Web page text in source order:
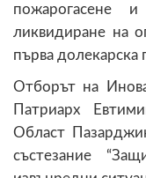
пожарогасене
ликвидиране на
първа
Отборът на
Патриарх
Област
състезание